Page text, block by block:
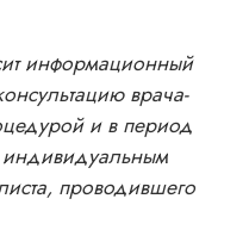
информационный
врача-
и в период
индивидуальным
проводившего